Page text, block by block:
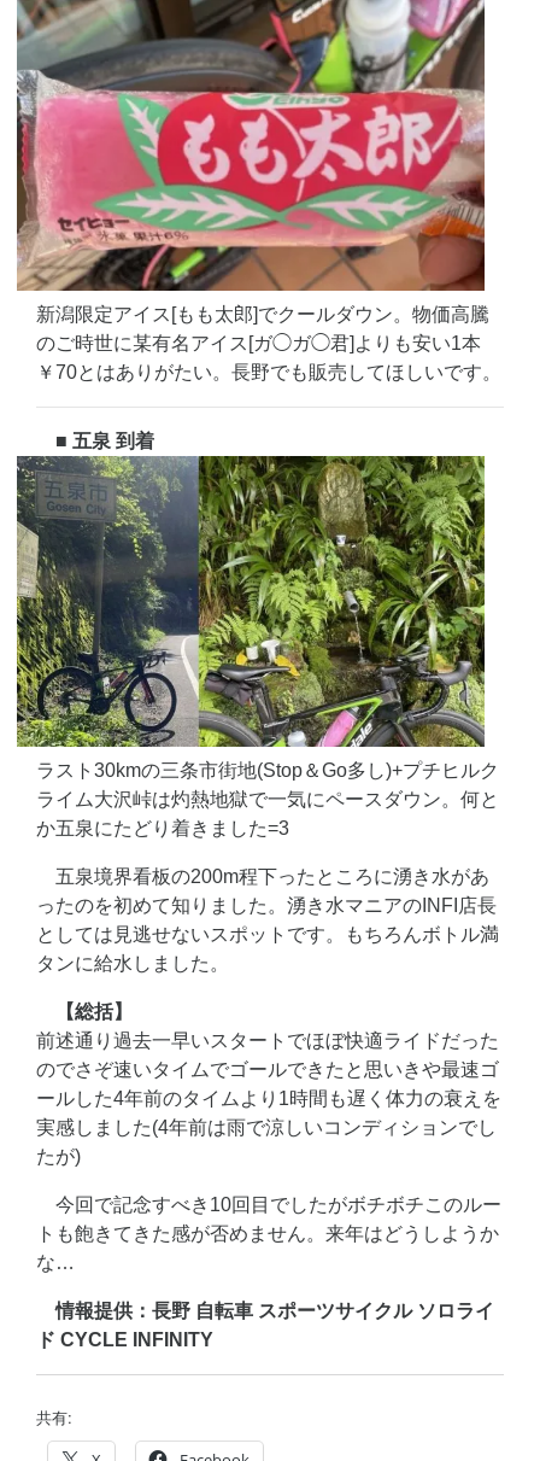
新潟限定アイス[もも太郎]でクールダウン。物価高騰
のご時世に某有名アイス[ガ◯ガ◯君]よりも安い1本
￥70とはありがたい。長野でも販売してほしいです。
■ 五泉 到着
ラスト30kmの三条市街地(Stop＆Go多し)+プチヒルク
ライム大沢峠は灼熱地獄で一気にペースダウン。何と
か五泉にたどり着きました=3
五泉境界看板の200m程下ったところに湧き水があ
ったのを初めて知りました。湧き水マニアのINFI店長
としては見逃せないスポットです。もちろんボトル満
タンに給水しました。
【総括】
前述通り過去一早いスタートでほぼ快適ライドだった
のでさぞ速いタイムでゴールできたと思いきや最速ゴ
ールした4年前のタイムより1時間も遅く体力の衰えを
実感しました(4年前は雨で涼しいコンディションでし
たが)
今回で記念すべき10回目でしたがボチボチこのルー
トも飽きてきた感が否めません。来年はどうしようか
な…
情報提供：長野 自転車 スポーツサイクル ソロライ
ド CYCLE INFINITY
共有: